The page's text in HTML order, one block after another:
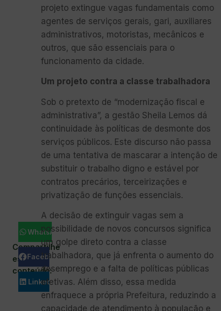
Compartilhe
este
conteúdo:
WhatsApp
Facebook
LinkedIn
projeto extingue vagas fundamentais como
agentes de serviços gerais, gari, auxiliares
administrativos, motoristas, mecânicos e
outros, que são essenciais para o
funcionamento da cidade.
Um projeto contra a classe trabalhadora
Sob o pretexto de “modernização fiscal e
administrativa”, a gestão Sheila Lemos dá
continuidade às políticas de desmonte dos
serviços públicos. Este discurso não passa
de uma tentativa de mascarar a intenção de
substituir o trabalho digno e estável por
contratos precários, terceirizações e
privatização de funções essenciais.
A decisão de extinguir vagas sem a
possibilidade de novos concursos significa
um golpe direto contra a classe
trabalhadora, que já enfrenta o aumento do
desemprego e a falta de políticas públicas
efetivas. Além disso, essa medida
enfraquece a própria Prefeitura, reduzindo a
capacidade de atendimento à população e